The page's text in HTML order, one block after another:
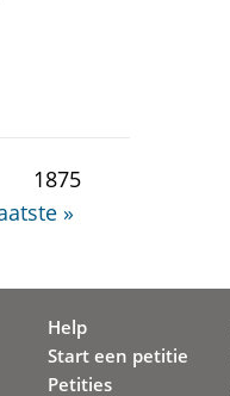
1875
»
Help
Start een petitie
Petities